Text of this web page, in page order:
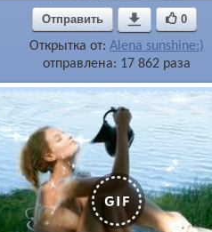
Отправить  0
Открытка от: Alena sunshine:)
отправлена: 17 862 раза